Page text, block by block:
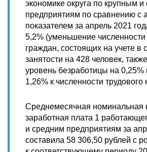
экономике округа по крупным и
предприятиям по сравнению с
показателем за апрель 2021
5,2% (уменьшение
граждан, состоящих на учете в
занятости на 428 человек,
уровень безработицы на 0,25%
1,26% к численности трудового
Среднемесячная номинальная
заработная плата 1
и средним предприятиям за
составила 58 306,50 рублей с